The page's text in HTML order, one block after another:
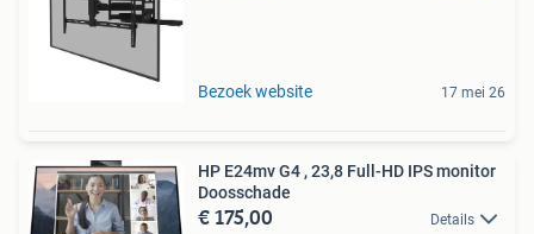
Bezoek website 17 mei 26
HP E24mv G4 , 23,8 Full-HD IPS monitor
Doosschade
€ 175,00 Details